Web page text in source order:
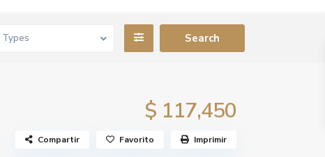
Types
$ 117,450
Compartir Favorito Imprimir